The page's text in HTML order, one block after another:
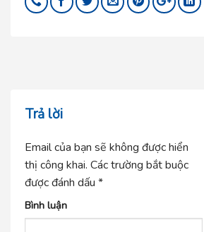
Trả lời
Email của bạn sẽ không được hiển
thị công khai. Các trường bắt buộc
được đánh dấu *
Bình luận